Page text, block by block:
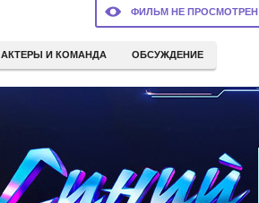
ФИЛЬМ НЕ ПРОСМОТРЕН
АКТЕРЫ И КОМАНДА ОБСУЖДЕНИЕ